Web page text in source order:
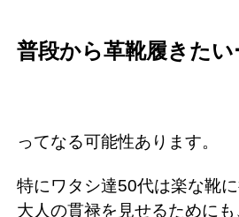
普段から革靴履きたい
ってなる可能性あります。
特にワタシ達50代は楽な靴に
大人の貫禄を見せるために